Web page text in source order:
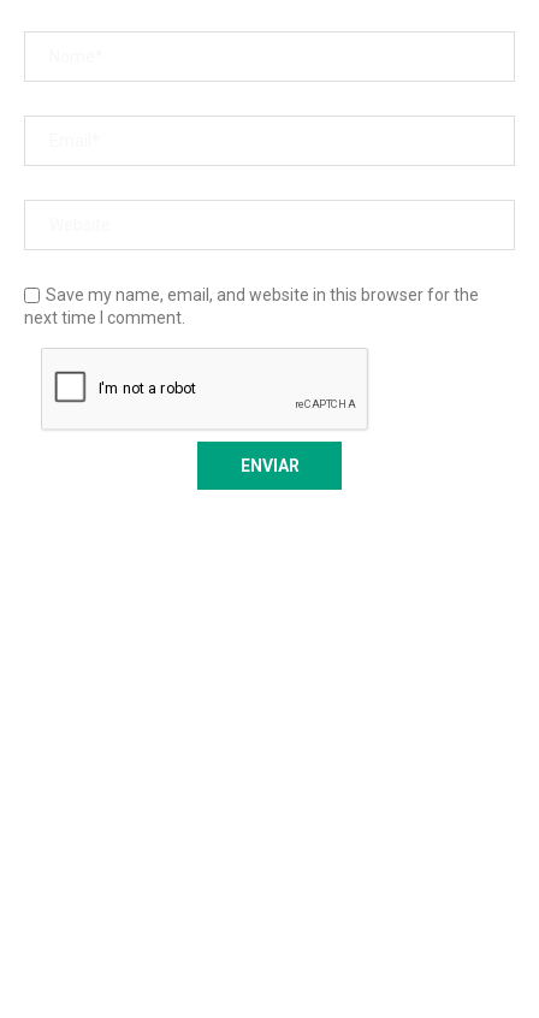
Save my name, email, and website in this browser for the
next time I comment.